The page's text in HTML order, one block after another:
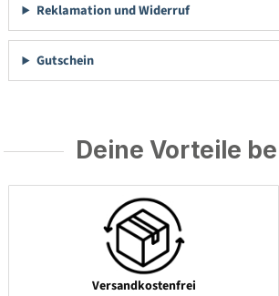
Reklamation und Widerruf
Gutschein
Deine Vorteile
Versandkostenfrei